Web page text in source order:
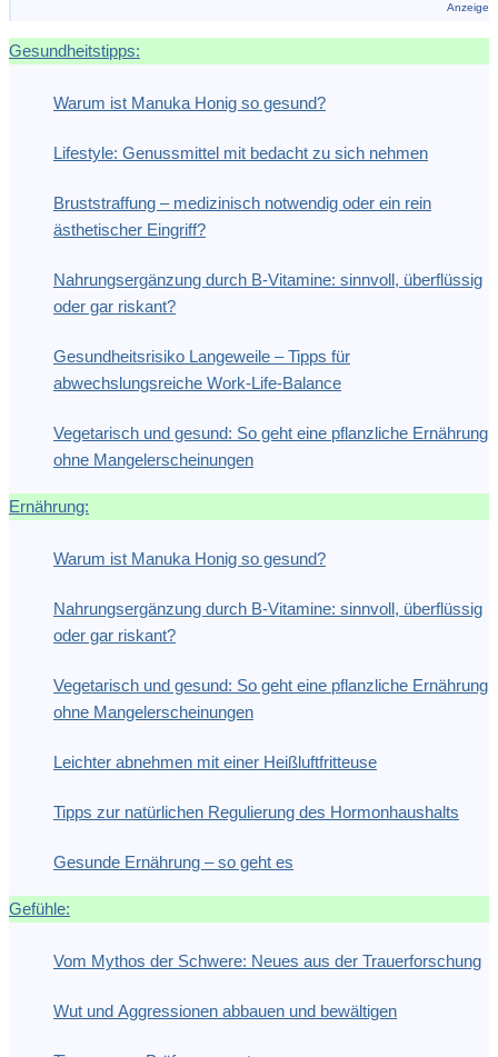
Anzeige
Gesundheitstipps:
Warum ist Manuka Honig so gesund?
Lifestyle: Genussmittel mit bedacht zu sich nehmen
Bruststraffung – medizinisch notwendig oder ein rein
ästhetischer Eingriff?
Nahrungsergänzung durch B-Vitamine: sinnvoll, überflüssig
oder gar riskant?
Gesundheitsrisiko Langeweile – Tipps für
abwechslungsreiche Work-Life-Balance
Vegetarisch und gesund: So geht eine pflanzliche Ernährung
ohne Mangelerscheinungen
Ernährung:
Warum ist Manuka Honig so gesund?
Nahrungsergänzung durch B-Vitamine: sinnvoll, überflüssig
oder gar riskant?
Vegetarisch und gesund: So geht eine pflanzliche Ernährung
ohne Mangelerscheinungen
Leichter abnehmen mit einer Heißluftfritteuse
Tipps zur natürlichen Regulierung des Hormonhaushalts
Gesunde Ernährung – so geht es
Gefühle:
Vom Mythos der Schwere: Neues aus der Trauerforschung
Wut und Aggressionen abbauen und bewältigen